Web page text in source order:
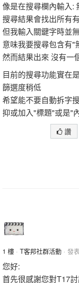
像是在搜尋欄內輸入:
搜尋結果會找出所有
但我輸入關鍵字時並
意味我要搜尋包含有"
然而結果出來 沒有一
目前的搜尋功能實在
篩選度稍低
希望能不要自動拆字
抑或加入"標題"或是"
讚
1 樓 · T客邦社群活動 · 發
您好:
首先很感謝您對T17